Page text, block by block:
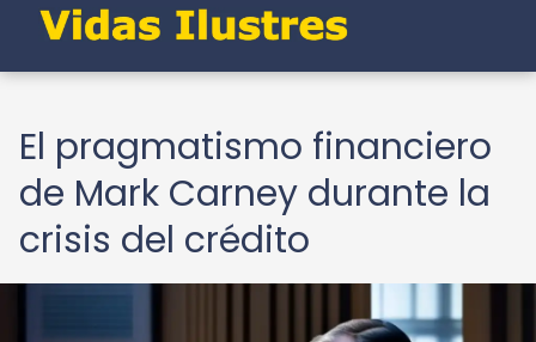
El pragmatismo financiero
de Mark Carney durante la
crisis del crédito